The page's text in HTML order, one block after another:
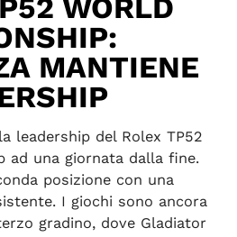
WORLD
MANTIENE
leadership del Rolex TP52
ad una giornata dalla fine.
posizione con una
I giochi sono ancora
gradino, dove Gladiator